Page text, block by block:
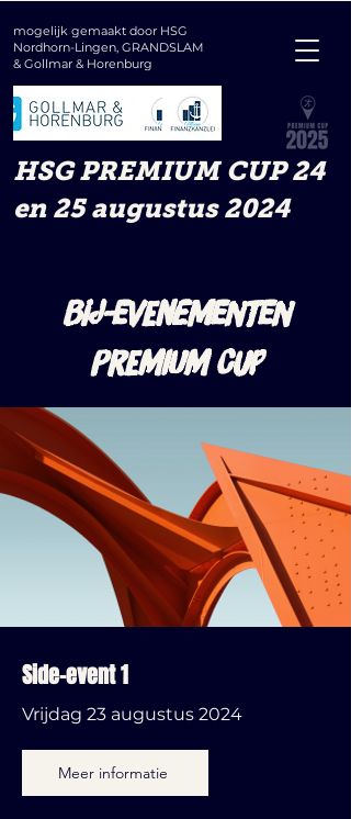
mogelijk gemaakt door HSG
Nordhorn-Lingen, GRANDSLAM
& Gollmar & Horenburg
HSG PREMIUM CUP 24
en 25 augustus 2024
BIJ-EVENEMENTEN
PREMIUM CUP
Side-event 1
Vrijdag 23 augustus 2024
Meer informatie